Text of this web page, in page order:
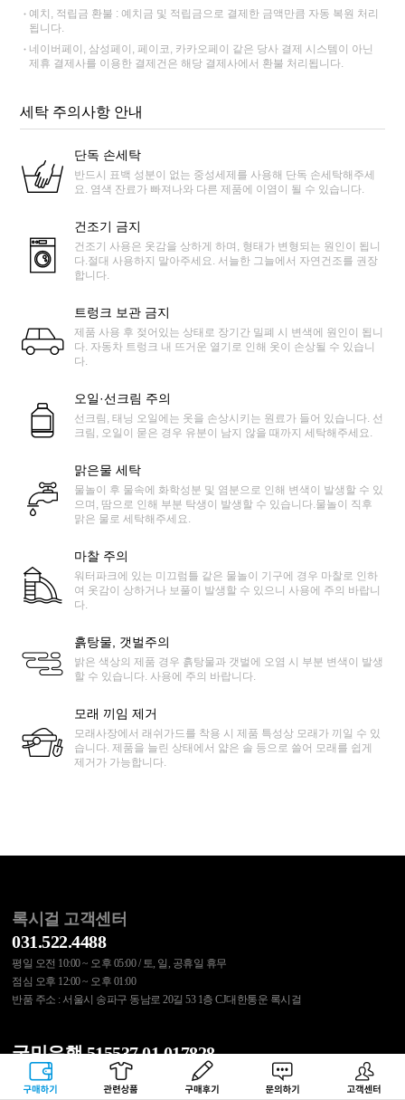
구매하기 관련상품 상품후기 문의하기 고객센터
예치, 적립금 환불 : 예치금 및 적립금으로 결제한 금액만큼 자동 복원 처리
됩니다.
네이버페이, 삼성페이, 페이코, 카카오페이 같은 당사 결제 시스템이 아닌
제휴 결제사를 이용한 결제건은 해당 결제사에서 환불 처리됩니다.
세탁 주의사항 안내
단독 손세탁
반드시 표백 성분이 없는 중성세제를 사용해 단독 손세탁해주세
요. 염색 잔료가 빠져나와 다른 제품에 이염이 될 수 있습니다.
건조기 금지
건조기 사용은 옷감을 상하게 하며, 형태가 변형되는 원인이 됩니
다.절대 사용하지 말아주세요. 서늘한 그늘에서 자연건조를 권장
합니다.
트렁크 보관 금지
제품 사용 후 젖어있는 상태로 장기간 밀폐 시 변색에 원인이 됩니
다. 자동차 트렁크 내 뜨거운 열기로 인해 옷이 손상될 수 있습니
다.
오일·선크림 주의
선크림, 태닝 오일에는 옷을 손상시키는 원료가 들어 있습니다. 선
크림, 오일이 묻은 경우 유분이 남지 않을 때까지 세탁해주세요.
맑은물 세탁
물놀이 후 물속에 화학성분 및 염분으로 인해 변색이 발생할 수 있
으며, 땀으로 인해 부분 탁생이 발생할 수 있습니다.물놀이 직후
맑은 물로 세탁해주세요.
마찰 주의
워터파크에 있는 미끄럼틀 같은 물놀이 기구에 경우 마찰로 인하
여 옷감이 상하거나 보풀이 발생할 수 있으니 사용에 주의 바랍니
다.
흙탕물, 갯벌주의
밝은 색상의 제품 경우 흙탕물과 갯벌에 오염 시 부분 변색이 발생
할 수 있습니다. 사용에 주의 바랍니다.
모래 끼임 제거
모래사장에서 래쉬가드를 착용 시 제품 특성상 모래가 끼일 수 있
습니다. 제품을 늘린 상태에서 얇은 솔 등으로 쓸어 모래를 쉽게
제거가 가능합니다.
록시걸 고객센터
031.522.4488
평일 오전 10:00 ~ 오후 05:00 / 토, 일, 공휴일 휴무
점심 오후 12:00 ~ 오후 01:00
반품 주소 : 서울시 송파구 동남로 20길 53 1층 CJ대한통운 록시걸
국민은행 515537.01.017828
무통장 입금 결제 또는 교환/반품 비용은 위 계좌로 입금바랍니다.
예금주 : (주)에스에이코리아